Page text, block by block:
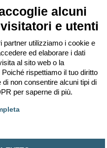
qualsiasi altro tipo di materiale che
Stato, o dello Stato dove
Fare ciò porta
con notifica al tuo provider
gli indirizzi IP sono registrati per
Accetti che “EDILCLIMA” abbia il
qualsiasi argomento in
fruitore di questo servizio,
tu abbia inviato sia conservata
non saranno divulgate a
o phpBB sono da ritenersi
alcuni
e utenti
partner utilizziamo i cookie e
ed elaborare i dati
al sito web o la
rispettiamo il tuo diritto
non consentire alcuni tipi di
per saperne di più.